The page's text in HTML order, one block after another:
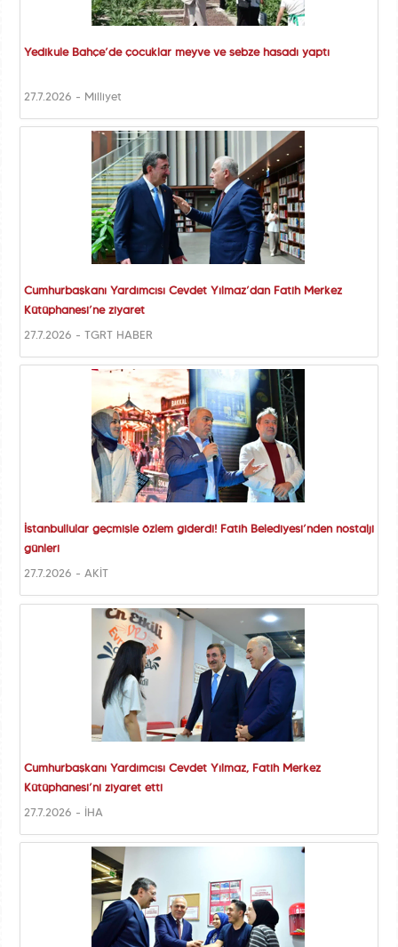
Yedikule Bahçe’de çocuklar meyve ve sebze hasadı yaptı
27.7.2026 - Milliyet
Cumhurbaşkanı Yardımcısı Cevdet Yılmaz’dan Fatih Merkez
Kütüphanesi’ne ziyaret
27.7.2026 - TGRT HABER
İstanbullular geçmişle özlem giderdi! Fatih Belediyesi’nden nostalji
günleri
27.7.2026 - AKİT
Cumhurbaşkanı Yardımcısı Cevdet Yılmaz, Fatih Merkez
Kütüphanesi’ni ziyaret etti
27.7.2026 - İHA